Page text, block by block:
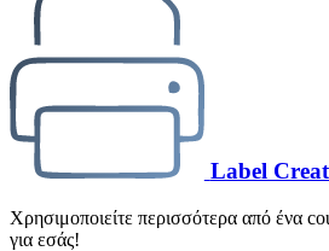
Label
Χρησιμοποιείτε περισσότερα από ένα
για εσάς!